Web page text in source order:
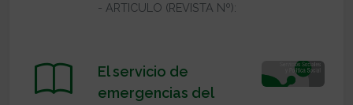
- ARTICULO (REVISTA Nº):
El servicio de
emergencias del